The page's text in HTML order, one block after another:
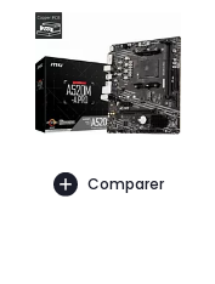
Comparer